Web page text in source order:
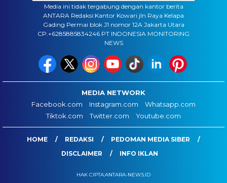
Media ini tidak tergabung dengan kantor berita
ANTARA Redaksi:Kantor Kowari jln Raya Kelapa
Gading Permai blok J1 nomor 12A Jakarta Utara
CP.+6285885834246 PT INDONESIA MONITORING
NEWS
MEDIA NETWORK
Facebook.com
Instagram.com
Whatsapp.com
Tiktok.com
Twitter.com Youtube.com
HOME REDAKSI
PEDOMAN MEDIA SIBER
DISCLAIMER
INFO IKLAN
HAK CIPTA:ANTARA-NEWS.ID